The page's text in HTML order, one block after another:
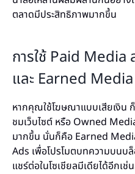
ตลาดมีประสิทธิภาพมากขึ้น
การใช้ Paid
และ Earned Media
หากคุณใช้โฆษณาแบบเสียเงิน
ชมเว็บไซต์ หรือ Owned
มากขึ้น นั่นก็คือ Earned
Ads เพื่อโปรโมตบทความบนบ
แชร์ต่อในโซเชียลมีเดียได้อีกเช่